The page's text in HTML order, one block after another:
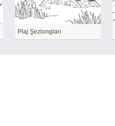
Plaj Şezlongları